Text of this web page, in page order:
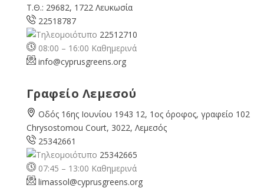
Τ.Θ.: 29682, 1722 Λευκωσία
22518787
22512710
08:00 – 16:00 Καθημερινά
info@cyprusgreens.org
Γραφείο Λεμεσού
Οδός 16ης Ιουνίου 1943 12, 1ος όροφος, γραφείο 102
Chrysostomou Court, 3022, Λεμεσός
25342661
25342665
07:45 – 13:00 Καθημερινά
limassol@cyprusgreens.org